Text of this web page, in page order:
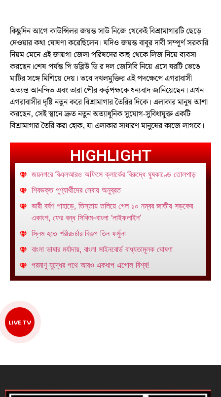
কিছুদিন আগে কাউন্সিলর জয়ন্ত সাউ নিজে থেকেই বিশ্রামাগারটি ছেড়ে
দেওয়ার কথা ঘোষণা করেছিলেন। যদিও জয়ন্ত বাবুর দাবী সম্পূর্ণ সরকারি
নিয়ম মেনে এই জায়গা জেলা পরিষদের কাছ থেকে লিজ নিয়ে ব্যবসা
করছেন।শেষ পর্যন্ত পি ডব্লিউ ডি র দল জেসিবি নিয়ে এসে ঘরটি ভেঙে
মাটির সঙ্গে মিশিয়ে দেয়। তবে দখলমুক্তির এই পদক্ষেপে এগরাবাসী
অত্যন্ত আনন্দিত এবং তারা পৌর কর্তৃপক্ষকে ধন্যবাদ জানিয়েছেন। ​এখন
এগরাবাসীর দৃষ্টি নতুন করে বিশ্রামাগার তৈরির দিকে। এলাকার মানুষ আশা
করছেন, সেই স্থানে দ্রুত নতুন অত‍্যাধুনিক সুযোগ-সুবিধাযুক্ত একটি
বিশ্রামাগার তৈরি করা হোক, যা এলাকার সাধারণ মানুষের কাজে লাগবে।
HIGHLIGHT
জয়নগরে বিএলআরও অফিসে ক্লার্কের বিরুদ্ধে ঘুষকাণ্ডে তোলপাড়
শিবভক্ত পুণ্যার্থীদের সেবায় অনুব্রত
ভারী বর্ষণ পাহাড়ে, তিস্তায় তলিয়ে গেল ১০ নম্বর জাতীয় সড়কের
একাংশ, ফের বন্ধ সিকিম-বাংলা ‘লাইফলাইন’
স্লিম হতে শরীরচর্চার বিকল্প তিন ফর্মুলা
বাংলা ভাষার মর্যাদায়, বাংলা সাইনবোর্ড বাধ্যতামূলক ঘোষণা
পরমাণু যুদ্ধের পথে আরও একধাপ এগোল বিশ্ব!
LIVE TV